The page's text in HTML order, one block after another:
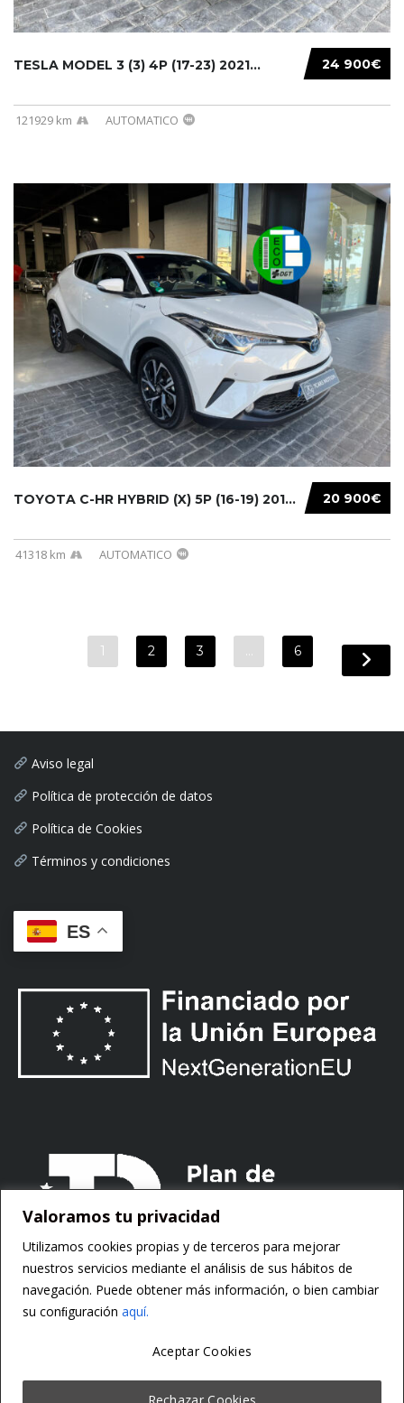
Valoramos tu privacidad
Utilizamos cookies propias y de terceros para mejorar
nuestros servicios mediante el análisis de sus hábitos de
navegación. Puede obtener más información, o bien cambiar
su conﬁguración aquí.
Rechazar Cookies
Aceptar Cookies
24 900€
TESLA MODEL 3 (3) 4P (17-23) 2021...
121929 km AUTOMATICO
20 900€
TOYOTA C-HR HYBRID (X) 5P (16-19) 2019...
41318 km AUTOMATICO
1 2 3 … 6
Aviso legal
Política de protección de datos
Política de Cookies
Términos y condiciones
ES